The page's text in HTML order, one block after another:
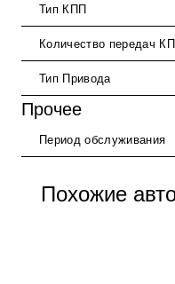
Тип КПП
Количество передач
Тип Привода
Прочее
Период обслуживания
Похожие